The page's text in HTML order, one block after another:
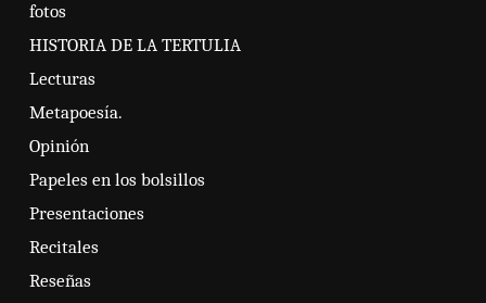
fotos
HISTORIA DE LA TERTULIA
Lecturas
Metapoesía.
Opinión
Papeles en los bolsillos
Presentaciones
Recitales
Reseñas